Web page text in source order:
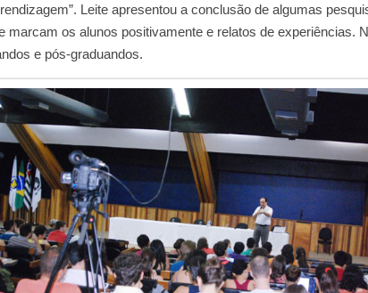
Leite apresentou a conclusão de algumas
marcam os alunos positivamente e relatos de experiências.
e pós-graduandos.